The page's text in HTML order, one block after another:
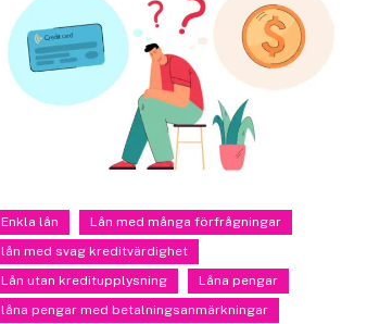
Enkla lån
Lån med många förfrågningar
lån med svag kreditvärdighet
Lån utan kreditupplysning
Låna pengar
låna pengar med betalningsanmärkningar